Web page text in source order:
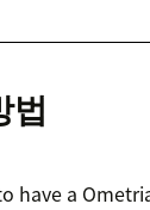
법
have a